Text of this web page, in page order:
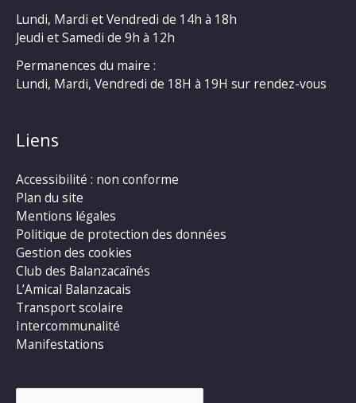
Lundi, Mardi et Vendredi de 14h à 18h
Jeudi et Samedi de 9h à 12h
Permanences du maire :
Lundi, Mardi, Vendredi de 18H à 19H sur rendez-vous
Liens
Accessibilité : non conforme
Plan du site
Mentions légales
Politique de protection des données
Gestion des cookies
Club des Balanzacaînés
L’Amical Balanzacais
Transport scolaire
Intercommunalité
Manifestations